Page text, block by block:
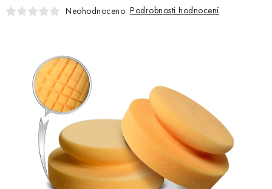
INTERIÉR
DÁRKOVÉ SADY A POUKAZY
ČLÁNKY
NAŠE SLUŽBY
KONTAKTY
Neohodnoceno Podrobnosti hodnocení